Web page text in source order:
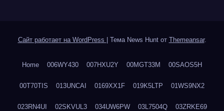
Сайт работает на WordPress Тема News Hunt от Themeansar.
Home 006WY430 007HXU2Y 00MGT33M 00SAOS5H
00T70TIS 013UNCAI 0169XX1F 019K5LTP 01WS9NX2
023RN4UI 02SKVUL3 034UW6PW 03L7504Q 03ZRKE69